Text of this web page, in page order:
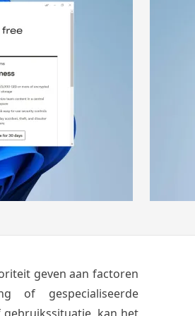
geven aan factoren
of gespecialiseerde